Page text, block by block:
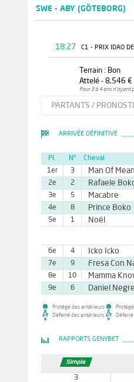
SWE - ABY (GÖTEBORG)
18:27 C1 - PRIX IDAO
Terrain : Bon
Attelé - 8,546 €
Pour 3 à 4 ans n'ayant
PARTANTS /
ARRIVÉE DÉFINITIVE
Pl. N° Cheval
1er
3 Man Of
2e
2 Rafaele
3e
5 Macabre
4e
8 Prince Boko
5e
1 Noël
6e 4 Icko Icko
7e
9 Fresa Con
8e
10 Mamma
9e
6 Daniel
Protégé des antérieurs
Déferré des antérieurs
RAPPORTS GENYBET
3